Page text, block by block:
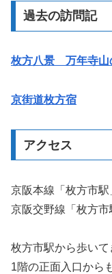
過去の訪問記
枚方八景 万年寺山
京街道枚方宿
アクセス
京阪本線「枚方市駅
京阪交野線「枚方
枚方市駅から歩い
1階の正面入口から